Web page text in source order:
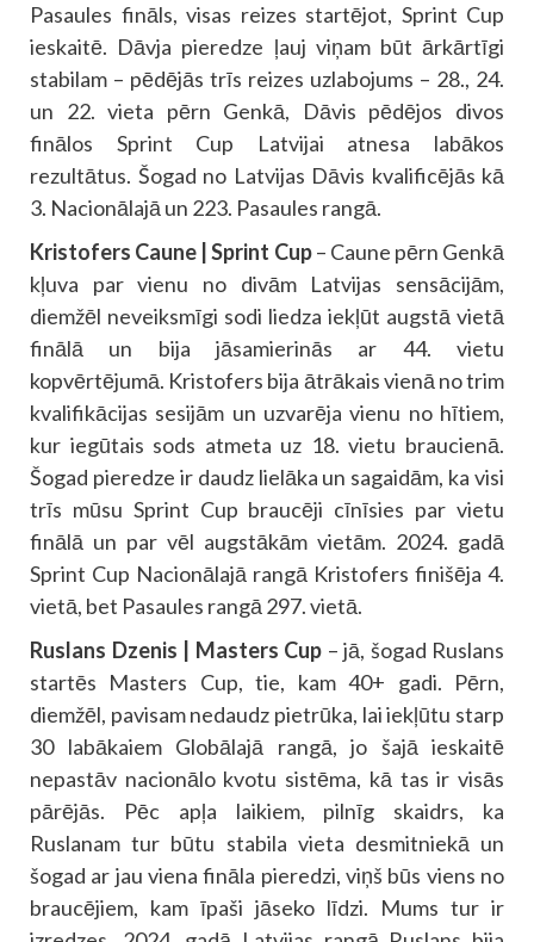
Pasaules fināls, visas reizes startējot, Sprint Cup
ieskaitē. Dāvja pieredze ļauj viņam būt ārkārtīgi
stabilam – pēdējās trīs reizes uzlabojums – 28., 24.
un 22. vieta pērn Genkā, Dāvis pēdējos divos
finālos Sprint Cup Latvijai atnesa labākos
rezultātus. Šogad no Latvijas Dāvis kvalificējās kā
3. Nacionālajā un 223. Pasaules rangā.
Kristofers Caune | Sprint Cup– Caune pērn Genkā
kļuva par vienu no divām Latvijas sensācijām,
diemžēl neveiksmīgi sodi liedza iekļūt augstā vietā
finālā un bija jāsamierinās ar 44. vietu
kopvērtējumā. Kristofers bija ātrākais vienā no trim
kvalifikācijas sesijām un uzvarēja vienu no hītiem,
kur iegūtais sods atmeta uz 18. vietu braucienā.
Šogad pieredze ir daudz lielāka un sagaidām, ka visi
trīs mūsu Sprint Cup braucēji cīnīsies par vietu
finālā un par vēl augstākām vietām. 2024. gadā
Sprint Cup Nacionālajā rangā Kristofers finišēja 4.
vietā, bet Pasaules rangā 297. vietā.
Ruslans Dzenis | Masters Cup – jā, šogad Ruslans
startēs Masters Cup, tie, kam 40+ gadi. Pērn,
diemžēl, pavisam nedaudz pietrūka, lai iekļūtu starp
30 labākaiem Globālajā rangā, jo šajā ieskaitē
nepastāv nacionālo kvotu sistēma, kā tas ir visās
pārējās. Pēc apļa laikiem, pilnīg skaidrs, ka
Ruslanam tur būtu stabila vieta desmitniekā un
šogad ar jau viena fināla pieredzi, viņš būs viens no
braucējiem, kam īpaši jāseko līdzi. Mums tur ir